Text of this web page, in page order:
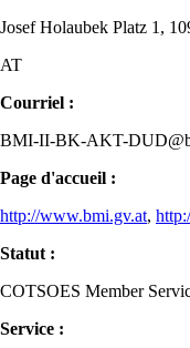
Josef Holaubek Platz 1,
AT
Courriel :
BMI-II-BK-AKT-
Page d'accueil :
http://www.bmi.gv.at,
Statut :
COTSOES Member
Service :